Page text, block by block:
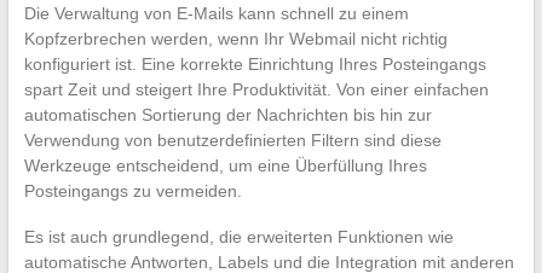
Die Verwaltung von E-Mails kann schnell zu einem
Kopfzerbrechen werden, wenn Ihr Webmail nicht richtig
konfiguriert ist. Eine korrekte Einrichtung Ihres Posteingangs
spart Zeit und steigert Ihre Produktivität. Von einer einfachen
automatischen Sortierung der Nachrichten bis hin zur
Verwendung von benutzerdefinierten Filtern sind diese
Werkzeuge entscheidend, um eine Überfüllung Ihres
Posteingangs zu vermeiden.
Es ist auch grundlegend, die erweiterten Funktionen wie
automatische Antworten, Labels und die Integration mit anderen